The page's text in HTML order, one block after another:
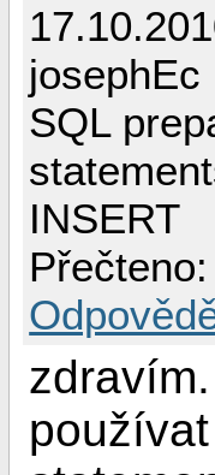
josephEc
SQL
INSERT